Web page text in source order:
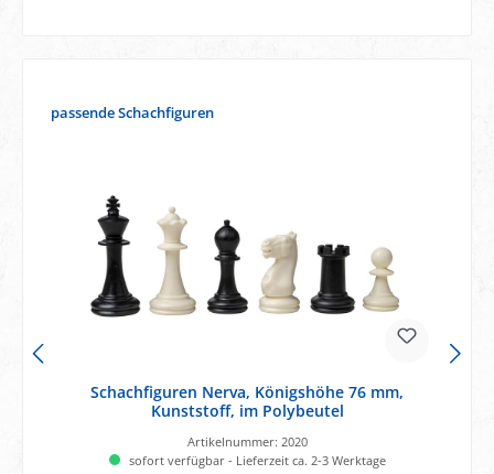
Produktgalerie überspringen
passende Schachfiguren
Schachfiguren Nerva, Königshöhe 76 mm,
Kunststoff, im Polybeutel
Artikelnummer: 2020
sofort verfügbar - Lieferzeit ca. 2-3 Werktage